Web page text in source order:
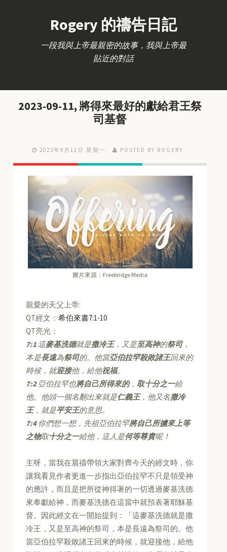
Rogery 的禱告日記
一段我與上帝最親密的故事，我與上帝最
貼近的對話
2023-09-11, 將得來最好的獻給君王祭
司基督
2023年9月11日 星期一 POSTED BY ROGERY
圖片來源：Freebridge Media
親愛的天父上帝:
QT經文：希伯來書7:1-10
QT亮光：
7:1 這麥基洗德就是撒冷王，又是至高神的祭司，
本是長遠為祭司的。他當亞伯拉罕殺敗諸王回來的
時候，就迎接他，給他祝福。
7:2亞伯拉罕也將自己所得來的，取十分之一給
他。他頭一個名翻出來就是仁義王，他又名撒冷
王，就是平安王的意思。
7:4你們想一想，先祖亞伯拉罕將自己所擄來上等
之物取十分之一給他，這人是何等尊貴呢！
主呀，當我在晨禱帶領大家對齊今天的經文時，你
讓我看見作者更進一步指出亞伯拉罕不只是領受神
的應許，而且是把所從神得著的一切透過麥基洗德
來奉獻給神，而麥基洗德在這當中就預表著耶穌基
督。因此經文在一開始提到：「這麥基洗德就是撒
冷王，又是至高神的祭司，本是長遠為祭司的。他
當亞伯拉罕殺敗諸王回來的時候，就迎接他，給他